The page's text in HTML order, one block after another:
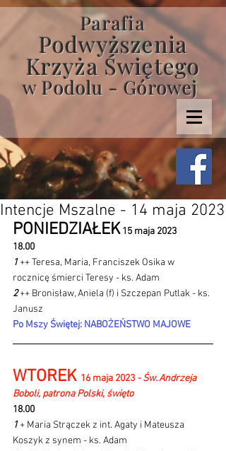
Parafia
Podwyższenia
Krzyża Świętego
w Podolu - Górowej
Intencje Mszalne - 14 maja 2023
PONIEDZIAŁEK 15 maja 2023
18.00
1 ++ Teresa, Maria, Franciszek Osika w
rocznicę śmierci Teresy - ks. Adam
2 ++ Bronisław, Aniela (f) i Szczepan Putlak - ks.
Janusz
Po Mszy Świętej: NABOŻEŃSTWO MAJOWE
WTOREK 16 maja 2023 - Św. Andrzeja
Boboli, patrona Polski, święto
18.00
1 + Maria Strączek z int. Agaty i Mateusza
Koszyk z synem - ks. Adam